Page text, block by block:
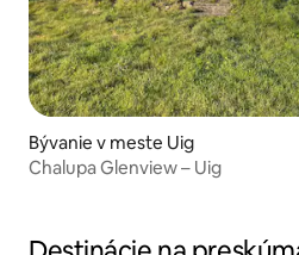
Bývanie v meste Uig
Chalupa Glenview – Uig